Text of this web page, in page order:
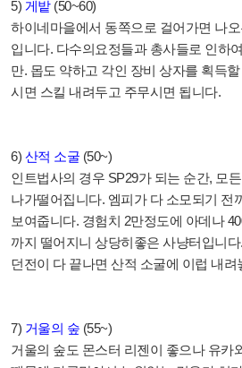
5) 게밭 (50~60)
하이네마을에서 동쪽으로 걸어가면 나
입니다. 다수의요정들과 총사들로 인하
만. 몹도 약하고 각인 장비 상자를 획득
시면 스킬 내려두고 주무시면 됩니다.
6) 산적 소굴 (50~)
인트법사의 경우 SP29가 되는 순간, 모
나가떨어집니다. 엠피가 다 소모되기 전
보여줍니다. 경험치 2만정도에 아데나
까지 떨어지니 상당히좋은 사냥터입니다.
던전이 다 끝나면 산적 소굴에 이럽 내려
7) 거울의 숲 (55~)
거울의 숲도 몬스터 리젠이 좋으나 유카